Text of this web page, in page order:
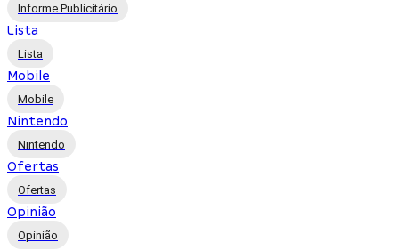
Informe Publicitário
Lista
Lista
Mobile
Mobile
Nintendo
Nintendo
Ofertas
Ofertas
Opinião
Opinião